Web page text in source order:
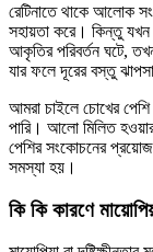
রেটিনাতে থাকে আলোক
সহায়তা করে। কিন্তু যখন
আকৃতির পরিবর্তন ঘটে,
যার ফলে দূরের বস্তু
আমরা চাইলে চোখের
পারি। আলো মিলিত
পেশির সংকোচনের
সমস্যা হয়।
কি কি কারণে